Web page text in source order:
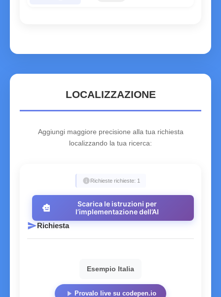
LOCALIZZAZIONE
Aggiungi maggiore precisione alla tua richiesta
localizzando la tua ricerca:
infoRichieste richieste: 1
smart_toy
Scarica le istruzioni per
l’implementazione dell’AI
sendRichiesta
Esempio Italia
play_arrow Provalo live su codepen.io